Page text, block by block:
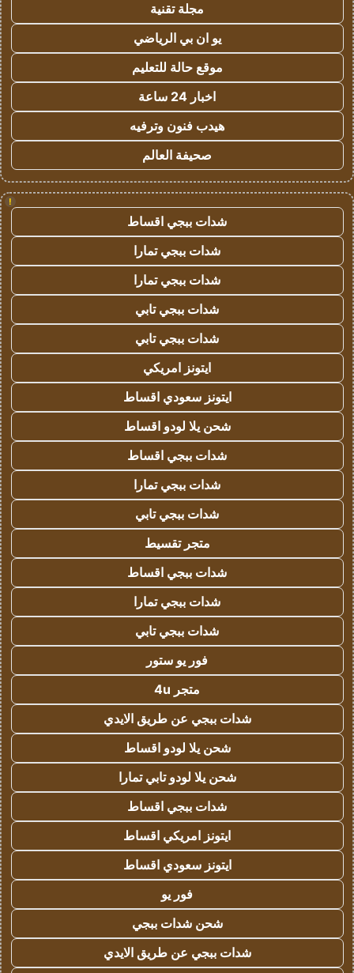
مجلة تقنية
يو ان بي الرياضي
موقع حالة للتعليم
اخبار 24 ساعة
هيدب فنون وترفيه
صحيفة العالم
!
شدات ببجي اقساط
شدات ببجي تمارا
شدات ببجي تمارا
شدات ببجي تابي
شدات ببجي تابي
ايتونز امريكي
ايتونز سعودي اقساط
شحن يلا لودو اقساط
شدات ببجي اقساط
شدات ببجي تمارا
شدات ببجي تابي
متجر تقسيط
شدات ببجي اقساط
شدات ببجي تمارا
شدات ببجي تابي
فور يو ستور
متجر 4u
شدات ببجي عن طريق الايدي
شحن يلا لودو اقساط
شحن يلا لودو تابي تمارا
شدات ببجي اقساط
ايتونز امريكي اقساط
ايتونز سعودي اقساط
فور يو
شحن شدات ببجي
شدات ببجي عن طريق الايدي